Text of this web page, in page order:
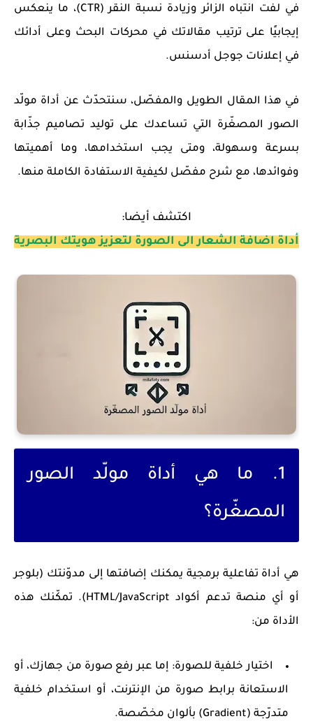
في لفت انتباه الزائر وزيادة نسبة النقر (CTR)، ما ينعكس
إيجابيًا على ترتيب مقالاتك في محركات البحث وعلى أدائك
في إعلانات جوجل أدسنس.
في هذا المقال الطويل والمفصّل، سنتحدّث عن أداة مولّد
الصور المصغّرة التي تساعدك على توليد تصاميم جذّابة
بسرعة وسهولة، ومتى يجب استخدامها، وما أهميتها
وفوائدها، مع شرح مفصّل لكيفية الاستفادة الكاملة منها.
اكتشف أيضا:
أداة اضافة الشعار الى الصورة لتعزيز هويتك البصرية
1. ما هي أداة مولّد الصور
المصغّرة؟
هي أداة تفاعلية برمجية يمكنك إضافتها إلى مدوّنتك (بلوجر
أو أي منصة تدعم أكواد HTML/JavaScript). تمكّنك هذه
الأداة من:
اختيار خلفية للصورة: إما عبر رفع صورة من جهازك، أو
الاستعانة برابط صورة من الإنترنت، أو استخدام خلفية
متدرّجة (Gradient) بألوان مخصّصة.